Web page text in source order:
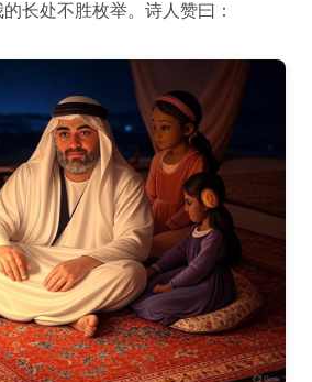
长处不胜枚举。诗人赞曰：